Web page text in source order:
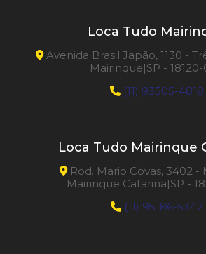
Loca Tudo
Avenida Brasil Japão, 1130 -
Mairinque|SP -
(11) 93505-4818
Loca Tudo Mairinque
Rod. Mario Covas, 3402 -
Mairinque Catarina|SP -
(11) 95186-5342